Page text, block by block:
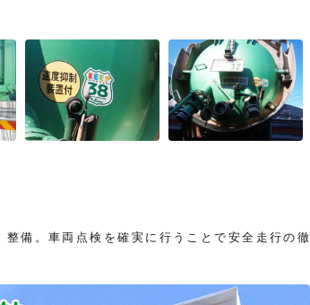
備。車両点検を確実に行うことで安全走行の徹